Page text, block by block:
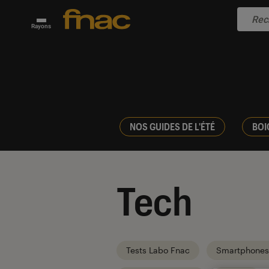
Rayons
NOS GUIDES DE L'ÉTÉ
Tech
Tests Labo Fnac Smartphones